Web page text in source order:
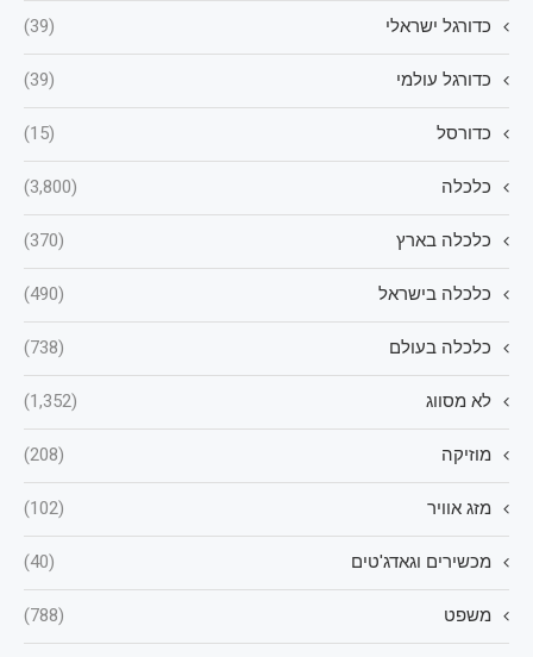
כדורגל ישראלי (39)
כדורגל עולמי (39)
כדורסל (15)
כלכלה (3,800)
כלכלה בארץ (370)
כלכלה בישראל (490)
כלכלה בעולם (738)
לא מסווג (1,352)
מוזיקה (208)
מזג אוויר (102)
מכשירים וגאדג'טים (40)
משפט (788)